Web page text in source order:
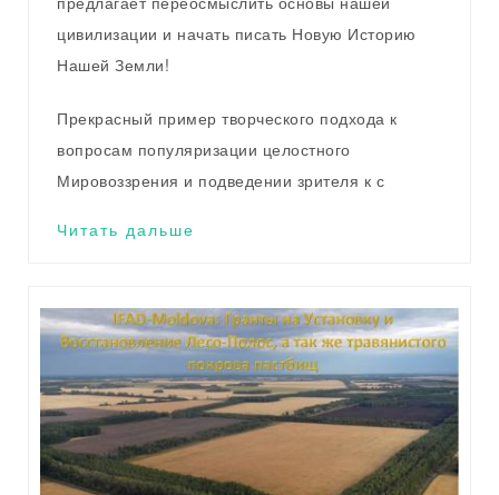
цивилизации и начать писать Новую Историю
Нашей Земли!
Прекрасный пример творческого подхода к
вопросам популяризации целостного
Мировоззрения и подведении зрителя к с
Читать дальше